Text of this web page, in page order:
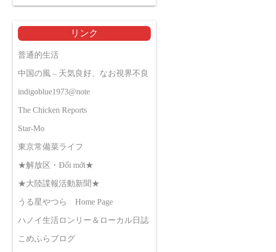
リンク
普通的生活
中国の風 – 天気良好、なお視界不良
indigoblue1973@note
The Chicken Reports
Star-Mo
東京常備菜ライフ
★解放区・Đổi mới★
★大陸諜報活動新聞★
うる星やつら Home Page
ハノイ生活ロンリー＆ローカル日誌
こめふらブログ